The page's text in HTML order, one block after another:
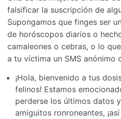
falsificar la suscripción de
Supongamos que finges ser
de horóscopos diarios o
camaleones o cebras, o lo
a tu víctima un SMS anónimo
¡Hola, bienvenido a tus
felinos! Estamos
perderse los últimos datos
amiguitos ronroneantes,